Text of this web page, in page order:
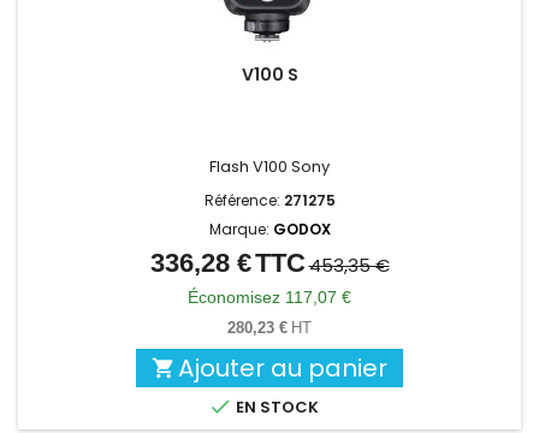
V100 S
Flash V100 Sony
Référence: 271275
Marque: GODOX
Prix
Prix
de
base
336,28 €TTC453,35 €
Économisez 117,07 €
280,23 € HT
 Ajouter au panier
 EN STOCK